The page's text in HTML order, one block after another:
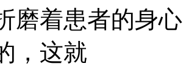
磨着患者的身
，这就